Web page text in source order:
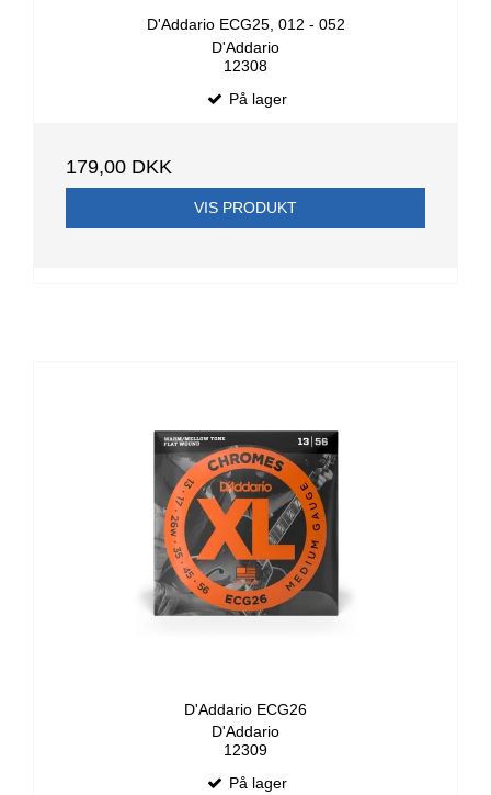
D'Addario ECG25, 012 - 052
D'Addario
12308
På lager
179,00 DKK
VIS PRODUKT
D'Addario ECG26
D'Addario
12309
På lager